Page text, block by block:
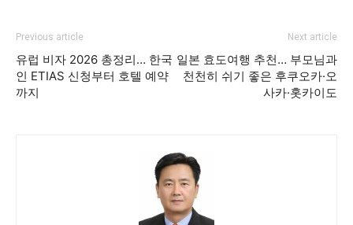
Previous article
유럽 비자 2026 총정리… 한국
인 ETIAS 신청부터 호텔 예약
까지
Next article
일본 효도여행 추천… 부모님과
천천히 쉬기 좋은 후쿠오카·오
사카·홋카이도